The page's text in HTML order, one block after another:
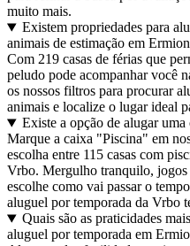
muito mais.
Existem propriedades para
animais de estimação em
Com 219 casas de férias que
peludo pode acompanhar você
os nossos filtros para procurar
animais e localize o lugar ideal
Existe a opção de alugar
Marque a caixa "Piscina" em
escolha entre 115 casas com
Vrbo. Mergulho tranquilo, jogos
escolhe como vai passar o
aluguel por temporada da Vrbo
Quais são as praticidades
aluguel por temporada em